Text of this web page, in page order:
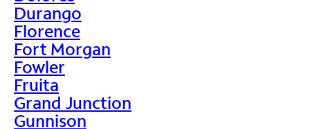
Durango
Florence
Fort Morgan
Fowler
Fruita
Grand Junction
Gunnison